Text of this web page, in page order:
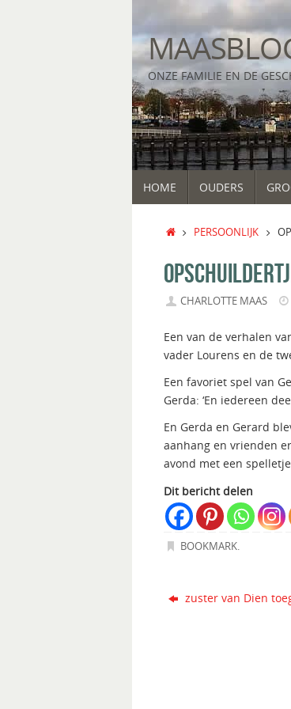
ONZE FAMILIE EN DE
NAAR
INHOUD
HOME OUDERS
HOMEPERSOONLIJK
CHARLOTTE MAAS
Een van de verhalen
vader Lourens en de
Een favoriet spel van
Gerda: ‘En iedereen
En Gerda en Gerard
aanhang en vrienden
avond met een
Dit bericht delen
BOOKMARK.
zuster van Dien